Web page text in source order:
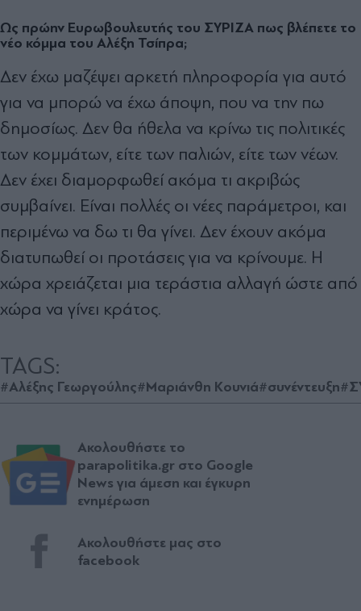
Ως πρώην Ευρωβουλευτής του ΣΥΡΙΖΑ πως βλέπετε το
νέο κόμμα του Αλέξη Τσίπρα;
Δεν έχω μαζέψει αρκετή πληροφορία για αυτό
για να μπορώ να έχω άποψη, που να την πω
δημοσίως. Δεν θα ήθελα να κρίνω τις πολιτικές
των κομμάτων, είτε των παλιών, είτε των νέων.
Δεν έχει διαμορφωθεί ακόμα τι ακριβώς
συμβαίνει. Είναι πολλές οι νέες παράμετροι, και
περιμένω να δω τι θα γίνει. Δεν έχουν ακόμα
διατυπωθεί οι προτάσεις για να κρίνουμε. Η
χώρα χρειάζεται μια τεράστια αλλαγή ώστε από
χώρα να γίνει κράτος.
TAGS:
#Αλέξης Γεωργούλης#Μαριάνθη Κουνιά#συνέντευξη
Ακολουθήστε το
parapolitika.gr στο Google
News για άμεση και έγκυρη
ενημέρωση
Ακολουθήστε μας στο
facebook